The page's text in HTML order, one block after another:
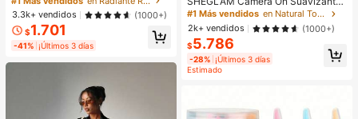
CosméTica Maquillaje Para Mujere
s Y NiñAs
3.3k+ vendidos
(1000+)
$1.701
-41% ¡Últimos 3 días
& Difuminador Prebase Marca de B
elleza Cosmética Maquillaje para
Mujeres y Niñas
#1 Más vendidos
en Natural Tono
2k+ vendidos
(1000+)
$5.786
-28% ¡Últimos 3 días
Estimado